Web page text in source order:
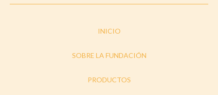
INICIO
SOBRE LA FUNDACIÓN
PRODUCTOS